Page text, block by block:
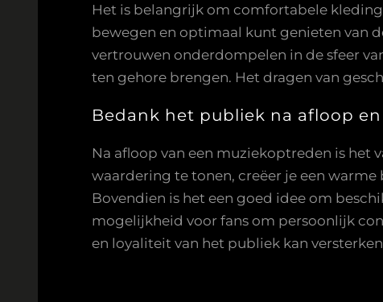
Het is belangrijk om comfortabele
bewegen en optimaal kunt genieten van
vertrouwen onderdompelen in de sfeer
ten gehore brengen. Het dragen van
Bedank het publiek na afloop
Na afloop van een muziekoptreden is het
waardering te tonen, creëer je een
Bovendien is het een goed idee om
mogelijkheid voor fans om persoonlijk
en loyaliteit van het publiek kan